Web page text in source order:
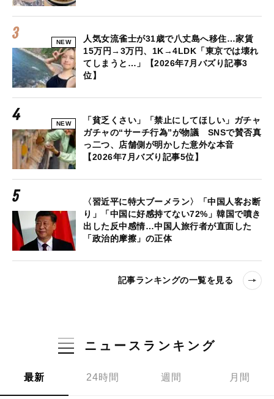
NEW
人気女流雀士が31歳で八丈島へ移住…家賃
15万円→3万円、1K→4LDK「東京では壊れ
てしまうと…」【2026年7月バズり記事3
位】
NEW
「貧乏くさい」「禁止にしてほしい」ガチャ
ガチャの“サーチ行為”が物議 SNSで賛否真
っ二つ、店舗側が明かした意外な本音
【2026年7月バズり記事5位】
〈習近平に特大ブーメラン〉「中国人客お断
り」「中国に好感持てない72%」韓国で噴き
出した反中感情…中国人旅行者が直面した
「政治的摩擦」の正体
記事ランキングの一覧を見る
ニュースランキング
最新 24時間 週間 月間